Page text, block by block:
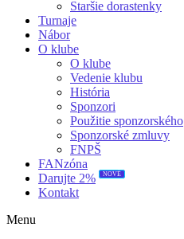
Staršie dorastenky
Turnaje
Nábor
O klube
O klube
Vedenie klubu
História
Sponzori
Použitie sponzorského
Sponzorské zmluvy
FNPŠ
FANzóna
Darujte 2%
NOVÉ
Kontakt
Menu